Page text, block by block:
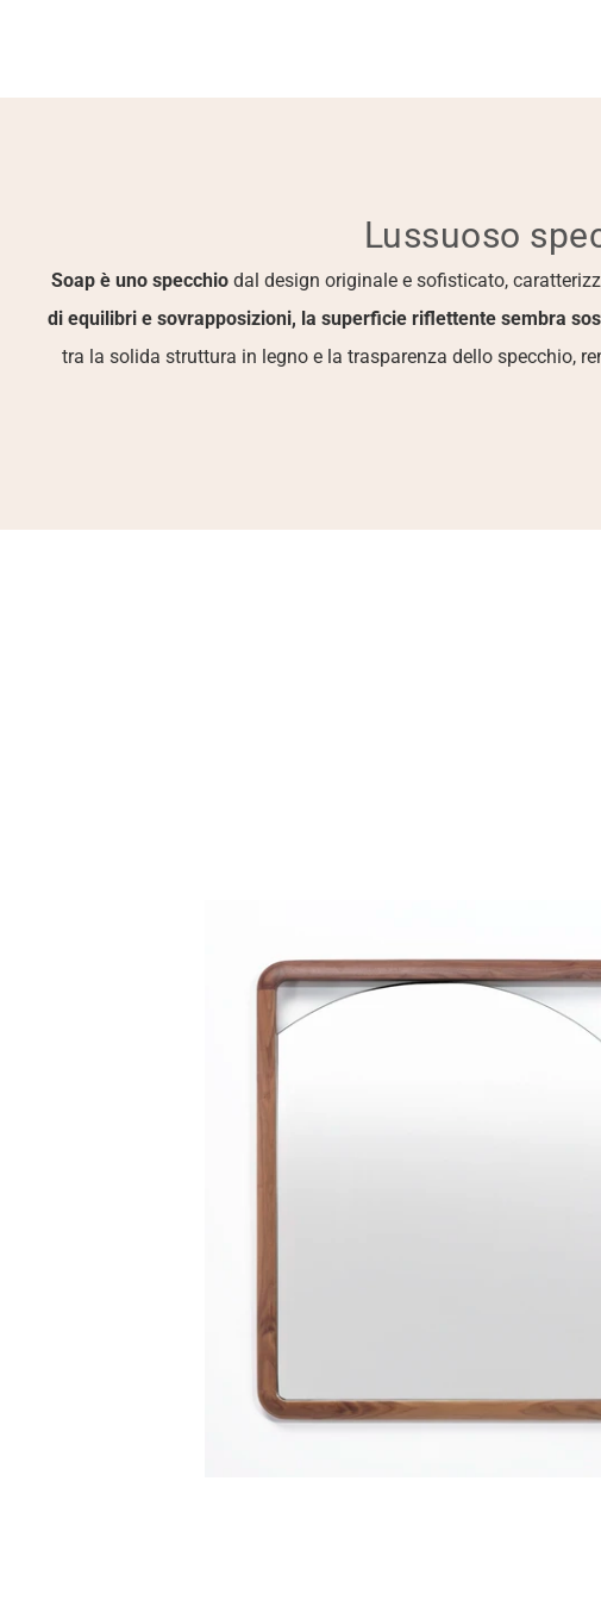
Lussuoso
Soap è uno specchio dal design originale e sofisticato,
di equilibri e sovrapposizioni, la superficie riflettente sembra
tra la solida struttura in legno e la trasparenza dello specchio,